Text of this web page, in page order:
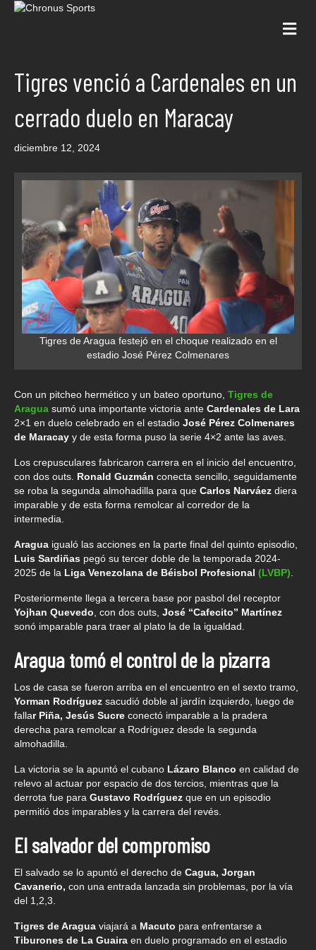
Tigres venció a Cardenales en un
cerrado duelo en Maracay
diciembre 12, 2024
Tigres de Aragua festejó en el choque realizado en el
estadio José Pérez Colmenares
Con un pitcheo hermético y un bateo oportuno, Tigres de
Aragua sumó una importante victoria ante Cardenales de Lara
2×1 en duelo celebrado en el estadio José Pérez Colmenares
de Maracay y de esta forma puso la serie 4×2 ante las aves.
Los crepusculares fabricaron carrera en el inicio del encuentro,
con dos outs. Ronald Guzmán conecta sencillo, seguidamente
se roba la segunda almohadilla para que Carlos Narváez diera
imparable y de esta forma remolcar al corredor de la
intermedia.
Aragua igualó las acciones en la parte final del quinto episodio,
Luis Sardiñas pegó su tercer doble de la temporada 2024-
2025 de la Liga Venezolana de Béisbol Profesional (LVBP).
Posteriormente llega a tercera base por pasbol del receptor
Yojhan Quevedo, con dos outs, José “Cafecito” Martínez
sonó imparable para traer al plato la de la igualdad.
Aragua tomó el control de la pizarra
Los de casa se fueron arriba en el encuentro en el sexto tramo,
Yorman Rodríguez sacudió doble al jardín izquierdo, luego de
fallar Piña, Jesús Sucre conectó imparable a la pradera
derecha para remolcar a Rodríguez desde la segunda
almohadilla.
La victoria se la apuntó el cubano Lázaro Blanco en calidad de
relevo al actuar por espacio de dos tercios, mientras que la
derrota fue para Gustavo Rodríguez que en un episodio
permitió dos imparables y la carrera del revés.
El salvador del compromiso
El salvado se lo apuntó el derecho de Cagua, Jorgan
Cavanerio, con una entrada lanzada sin problemas, por la vía
del 1,2,3.
Tigres de Aragua viajará a Macuto para enfrentarse a
Tiburones de La Guaira en duelo programado en el estadio